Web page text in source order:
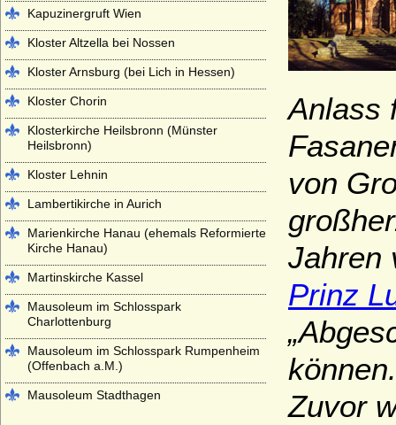
Anlass
von
Jahren
Prinz
können.
Zuvor
Kapuzinergruft Wien
Kloster Altzella bei Nossen
Kloster Arnsburg (bei Lich in Hessen)
Kloster Chorin
Klosterkirche Heilsbronn (Münster
Heilsbronn)
Kloster Lehnin
Lambertikirche in Aurich
Marienkirche Hanau (ehemals Reformierte
Kirche Hanau)
Martinskirche Kassel
Mausoleum im Schlosspark
Charlottenburg
Mausoleum im Schlosspark Rumpenheim
(Offenbach a.M.)
Mausoleum Stadthagen